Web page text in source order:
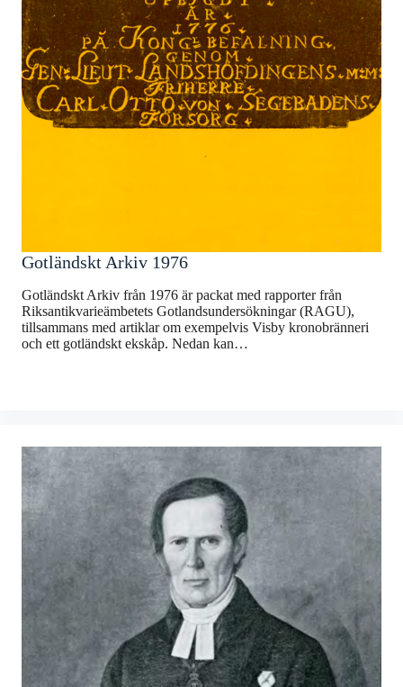
Gotländskt Arkiv 1976
Gotländskt Arkiv från 1976 är packat med rapporter från
Riksantikvarieämbetets Gotlandsundersökningar (RAGU),
tillsammans med artiklar om exempelvis Visby kronobränneri
och ett gotländskt ekskåp. Nedan kan…